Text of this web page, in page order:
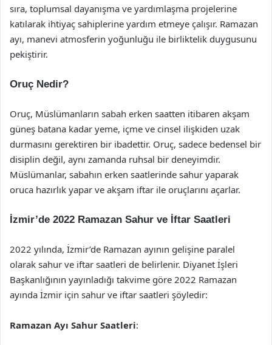
sıra, toplumsal dayanışma ve yardımlaşma projelerine
katılarak ihtiyaç sahiplerine yardım etmeye çalışır. Ramazan
ayı, manevi atmosferin yoğunluğu ile birliktelik duygusunu
pekiştirir.
Oruç Nedir?
Oruç, Müslümanların sabah erken saatten itibaren akşam
güneş batana kadar yeme, içme ve cinsel ilişkiden uzak
durmasını gerektiren bir ibadettir. Oruç, sadece bedensel bir
disiplin değil, aynı zamanda ruhsal bir deneyimdir.
Müslümanlar, sabahın erken saatlerinde sahur yaparak
oruca hazırlık yapar ve akşam iftar ile oruçlarını açarlar.
İzmir’de 2022 Ramazan Sahur ve İftar Saatleri
2022 yılında, İzmir’de Ramazan ayının gelişine paralel
olarak sahur ve iftar saatleri de belirlenir. Diyanet İşleri
Başkanlığının yayınladığı takvime göre 2022 Ramazan
ayında İzmir için sahur ve iftar saatleri şöyledir:
Ramazan Ayı Sahur Saatleri: